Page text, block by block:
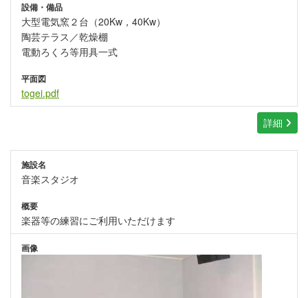
設備・備品
大型電気窯２台（20Kw，40Kw）
陶芸テラス／乾燥棚
電動ろくろ等用具一式
平面図
togei.pdf
詳細
施設名
音楽スタジオ
概要
楽器等の練習にご利用いただけます
画像